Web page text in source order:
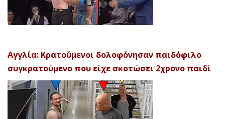
Αγγλία: Κρατούμενοι δολοφόνησαν παιδόφιλο
συγκρατούμενο που είχε σκοτώσει 2χρονο παιδί